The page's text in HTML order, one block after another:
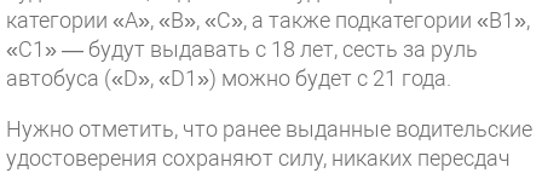
категории «А», «B», «С», а также подкатегории «В1»,
«С1» — будут выдавать с 18 лет, сесть за руль
автобуса («D», «D1») можно будет с 21 года.
Нужно отметить, что ранее выданные водительские
удостоверения сохраняют силу, никаких пересдач